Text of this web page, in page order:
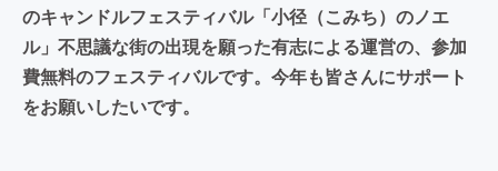
のキャンドルフェスティバル「小径（こみち）のノエ
ル」不思議な街の出現を願った有志による運営の、参加
費無料のフェスティバルです。今年も皆さんにサポート
をお願いしたいです。